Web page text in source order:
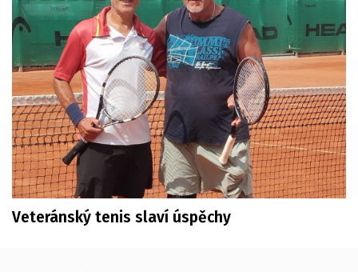
Veteránský tenis slaví úspěchy